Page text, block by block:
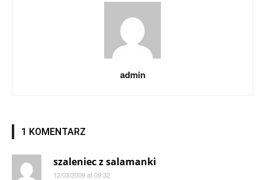
admin
1 KOMENTARZ
szaleniec z salamanki
12/03/2009 at 09:32